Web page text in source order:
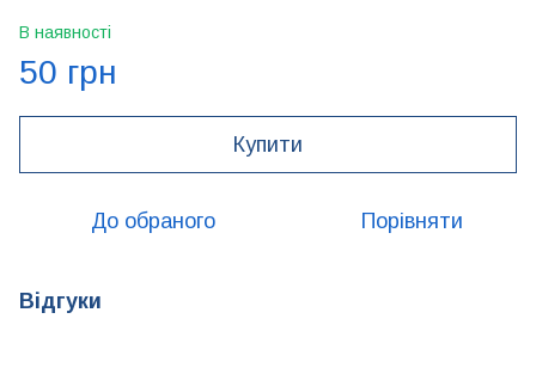
В наявності
50 грн
Купити
До обраного Порівняти
Відгуки